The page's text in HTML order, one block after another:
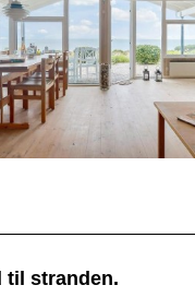
til stranden.